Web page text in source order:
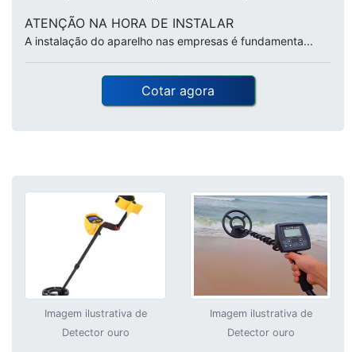
ATENÇÃO NA HORA DE INSTALAR
A instalação do aparelho nas empresas é fundamenta...
Cotar agora
Imagem ilustrativa de
Detector ouro
Imagem ilustrativa de
Detector ouro